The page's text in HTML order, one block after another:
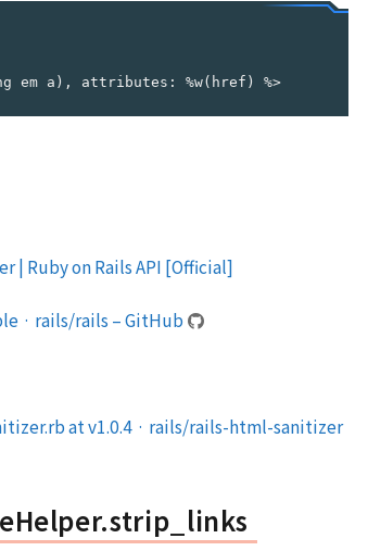
em a), attributes: %w(href) %>
| Ruby on Rails API [Official]
· rails/rails – GitHub
at v1.0.4 · rails/rails-html-sanitizer